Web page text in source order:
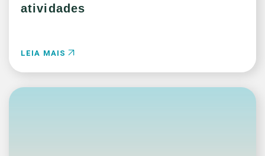
atividades
LEIA MAIS